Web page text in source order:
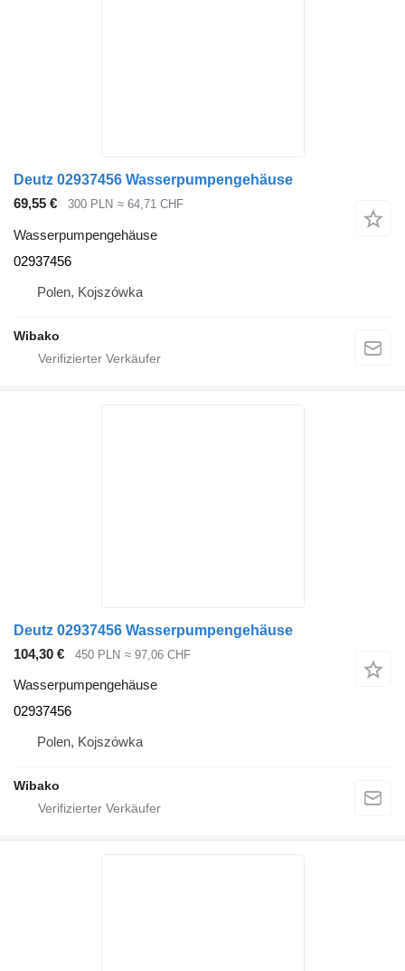
Deutz 02937456 Wasserpumpengehäuse
69,55 €
300 PLN ≈ 64,71 CHF
Wasserpumpengehäuse
02937456
Polen, Kojszówka
Wibako
Deutz 02937456 Wasserpumpengehäuse
104,30 €
450 PLN ≈ 97,06 CHF
Wasserpumpengehäuse
02937456
Polen, Kojszówka
Wibako